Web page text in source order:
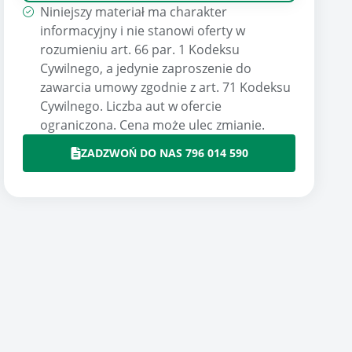
Niniejszy materiał ma charakter
informacyjny i nie stanowi oferty w
rozumieniu art. 66 par. 1 Kodeksu
Cywilnego, a jedynie zaproszenie do
zawarcia umowy zgodnie z art. 71 Kodeksu
Cywilnego. Liczba aut w ofercie
ograniczona. Cena może ulec zmianie.
ZADZWOŃ DO NAS 796 014 590